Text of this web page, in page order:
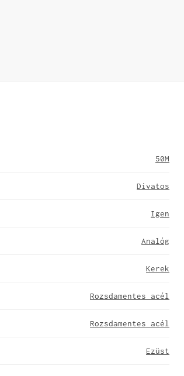
50M
Divatos
Igen
Analóg
Kerek
Rozsdamentes acél
Rozsdamentes acél
Ezüst